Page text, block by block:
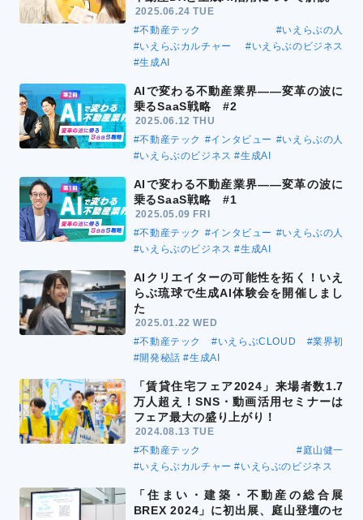
2025.06.24 TUE
#不動産テック
#いえらぶの人
#いえらぶカルチャー
#いえらぶのビジネス
#生成AI
AIで変わる不動産業界――変革の波に
乗るSaaS戦略 #2
2025.06.12 THU
#不動産テック #インタビュー #いえらぶの人
#いえらぶのビジネス #生成AI
AIで変わる不動産業界――変革の波に
乗るSaaS戦略 #1
2025.05.09 FRI
#不動産テック #インタビュー #いえらぶの人
#いえらぶのビジネス #生成AI
AIクリエイターの可能性を拓く！いえ
らぶ琉球で生成AI体験会を開催しまし
た
2025.01.22 WED
#不動産テック
#いえらぶCLOUD
#業界初
#開発秘話 #生成AI
「賃貸住宅フェア2024」来場者数1.7
万人超え！SNS・動画活用セミナーは
フェア最大の盛り上がり！
2024.08.13 TUE
#不動産テック
#庭山健一
#いえらぶカルチャー #いえらぶのビジネス
「住まい・建築・不動産の総合展
BREX 2024」に初出展、庭山登壇のセ